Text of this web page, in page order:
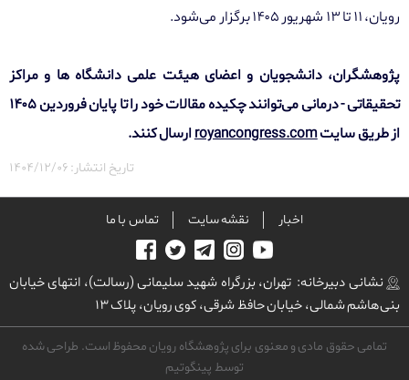
رویان، ۱۱ تا ۱۳ شهریور ۱۴۰۵ برگزار می‌شود.
پژوهشگران، دانشجویان و اعضای هیئت علمی دانشگاه ها و مراکز
تحقیقاتی - درمانی می‌توانند چکیده مقالات خود را تا پایان فروردین ۱۴۰۵
از طریق سایتroyancongress.comارسال کنند.
تاریخ انتشار: ۱۴۰۴/۱۲/۰۶
اخبار نقشه سایت تماس با ما
نشانی دبیرخانه: تهران، بزرگراه شهید سلیمانی (رسالت)، انتهای خیابان
بنی‌هاشم شمالی، خیابان حافظ شرقی، کوی رویان، پلاک ۱۳
تمامی حقوق مادی و معنوی برای پژوهشگاه رویان محفوظ است. طراحی شده
توسط پینگوتیم